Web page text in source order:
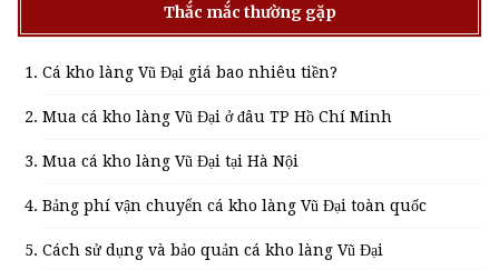
Thắc mắc thường gặp
Cá kho làng Vũ Đại giá bao nhiêu tiền?
Mua cá kho làng Vũ Đại ở đâu TP Hồ Chí Minh
Mua cá kho làng Vũ Đại tại Hà Nội
Bảng phí vận chuyển cá kho làng Vũ Đại toàn quốc
Cách sử dụng và bảo quản cá kho làng Vũ Đại